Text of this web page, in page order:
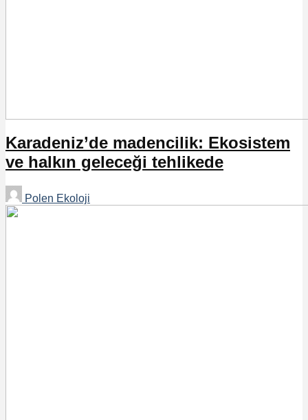
Karadeniz’de madencilik: Ekosistem
ve halkın geleceği tehlikede
Polen Ekoloji